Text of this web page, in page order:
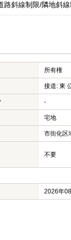
路斜線制限/隣地斜線
所有権
接道: 東
-
宅地
市街化区
不要
2026年